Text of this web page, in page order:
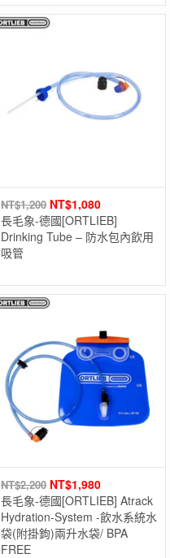
NT$1,200 NT$1,080
長毛象-德國[ORTLIEB]
Drinking Tube – 防水包內飲用
吸管
NT$2,200 NT$1,980
長毛象-德國[ORTLIEB] Atrack
Hydration-System -飲水系統水
袋(附掛鉤)兩升水袋/ BPA
FREE